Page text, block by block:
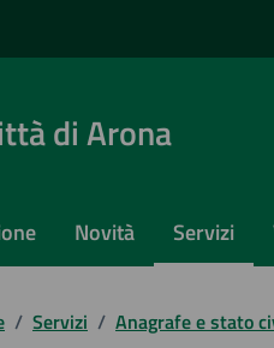
di Arona
Novità Servizi
/ Servizi / Anagrafe e stato